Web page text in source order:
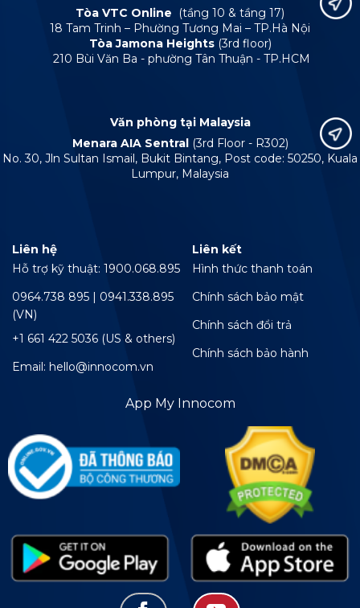
Tòa VTC Online
(tầng 10 & tầng 17)
18 Tam Trinh – Phường Tương Mai – TP.Hà Nội
Tòa Jamona Heights (3rd floor)
210 Bùi Văn Ba - phường Tân Thuận - TP.HCM
Văn phòng tại Malaysia
Menara AIA Sentral (3rd Floor - R302)
No. 30, Jln Sultan Ismail, Bukit Bintang, Post code: 50250, Kuala
Lumpur, Malaysia
Liên hệ
Hỗ trợ kỹ thuật: 1900.068.895
0964.738 895 | 0941.338.895
(VN)
+1 661 422 5036 (US & others)
Email: hello@innocom.vn
Liên kết
Hình thức thanh toán
Chính sách bảo mật
Chính sách đổi trả
Chính sách bảo hành
App My Innocom